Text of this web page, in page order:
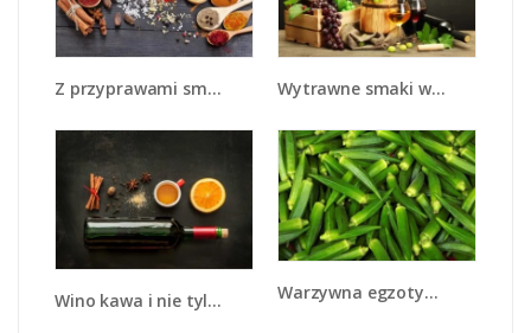
Z przyprawami smaczniej - JN707 Wytrawne smaki wina - JN289
Wino kawa i nie tylko - JN583 Warzywna egzotyka - JN191